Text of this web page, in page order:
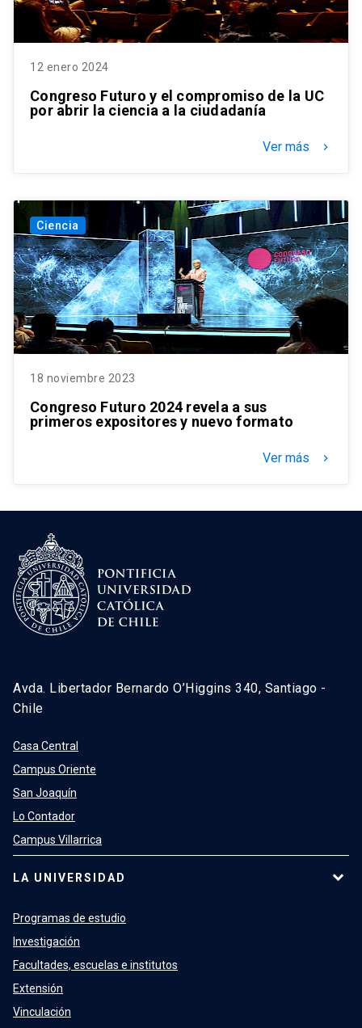
12 enero 2024
Congreso Futuro y el compromiso de la UC
por abrir la ciencia a la ciudadanía
Ver más keyboard_arrow_right
Ciencia
18 noviembre 2023
Congreso Futuro 2024 revela a sus
primeros expositores y nuevo formato
Ver más keyboard_arrow_right
Avda. Libertador Bernardo O’Higgins 340, Santiago -
Chile
Casa Central
Campus Oriente
San Joaquín
Lo Contador
Campus Villarrica
LA UNIVERSIDAD
Programas de estudio
Investigación
Facultades, escuelas e institutos
Extensión
Vinculación